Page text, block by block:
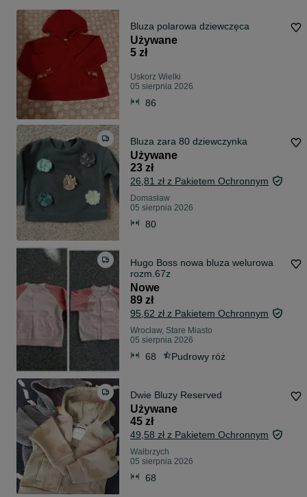
Bluza polarowa dziewczęca
Używane
5 zł
Uskorz Wielki
05 sierpnia 2026
86
Bluza zara 80 dziewczynka
Używane
23 zł
26,81 zł z Pakietem Ochronnym
Domasław
05 sierpnia 2026
80
Hugo Boss nowa bluza welurowa
rozm.67z
Nowe
89 zł
95,62 zł z Pakietem Ochronnym
Wrocław, Stare Miasto
05 sierpnia 2026
68 Pudrowy róż
Dwie Bluzy Reserved
Używane
45 zł
49,58 zł z Pakietem Ochronnym
Wałbrzych
05 sierpnia 2026
68